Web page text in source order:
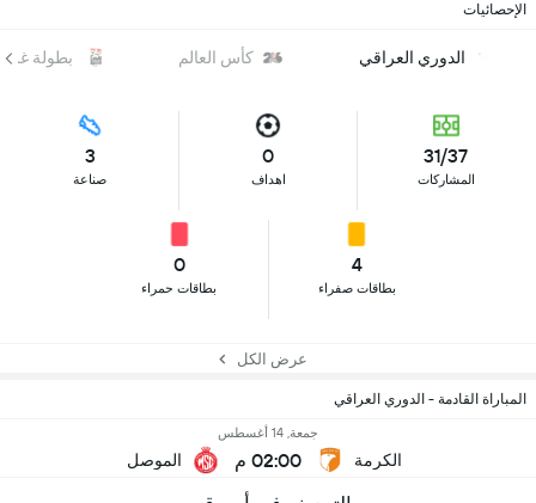
الإحصائيات
الدوري العراقي كأس العالم بطولة
31/37
المشاركات
0
اهداف
3
صناعة
4
بطاقات صفراء
0
بطاقات حمراء
عرض الكل
المباراة القادمة - الدوري العراقي
الكرمة
جمعة, 14 أغسطس
02:00 م الموصل